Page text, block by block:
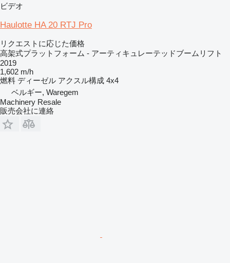
ビデオ
Haulotte HA 20 RTJ Pro
リクエストに応じた価格
高架式プラットフォーム - アーティキュレーテッドブームリフト
2019
1,602 m/h
燃料 ディーゼル アクスル構成 4x4
ベルギー, Waregem
Machinery Resale
販売会社に連絡